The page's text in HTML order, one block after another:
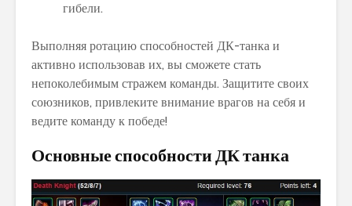
гибели.
Выполняя ротацию способностей ДК-танка и
активно использовав их, вы сможете стать
непоколебимым стражем команды. Защитите своих
союзников, привлеките внимание врагов на себя и
ведите команду к победе!
Основные способности ДК танка